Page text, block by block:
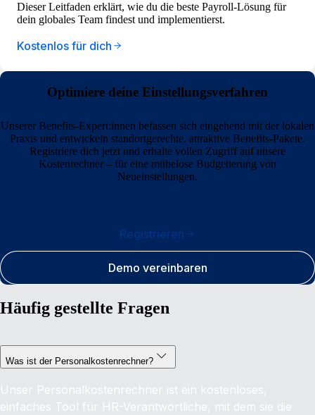
Dieser Leitfaden erklärt, wie du die beste Payroll-Lösung für
dein globales Team findest und implementierst.
Kostenlos für dich
Optimiere deine Einstellungsverfahren
Unserer Benefits-Expert:innen befassen sich eingehend mit der lokalen
Praxis und entwickeln standortgerechte, attraktive Benefits-Pakete.
Registriere dich jetzt und erhalte vollen Zugriff auf unsere
Kostenrechner – für eine mühelose Budgetierung von
Neueinstellungen.
Registrieren
Demo vereinbaren
Häufig gestellte Fragen
Was ist der Personalkostenrechner?
Unser Personalkostenrechner ist ein kostenloses,
einfaches Tool für HR-Verantwortliche, mit dem sie die